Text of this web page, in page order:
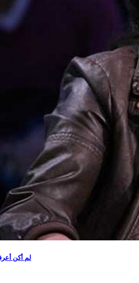
لم أكن